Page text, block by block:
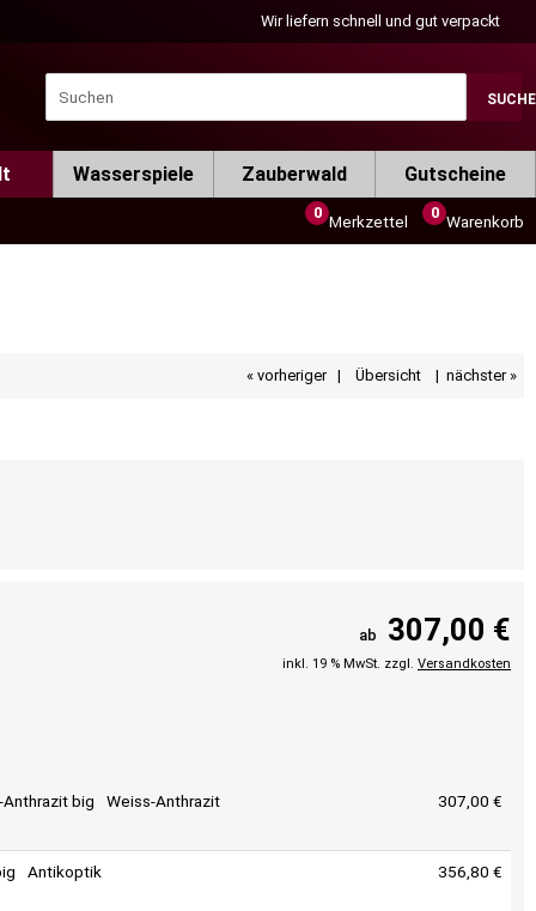
Wir liefern schnell und gut verpackt
Wasserspiele Zauberwald Gutscheine
0 Warenkorb
0 Merkzettel
« vorheriger| Übersicht | nächster »
ab 307,00 €
inkl. 19 % MwSt. zzgl. Versandkosten
Weiss-Anthrazit 307,00 €
Antikoptik 356,80 €